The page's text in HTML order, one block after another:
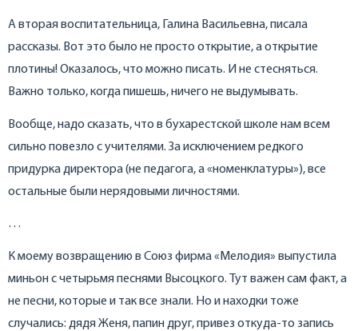
А вторая воспитательница, Галина Васильевна, писала
рассказы. Вот это было не просто открытие, а открытие
плотины! Оказалось, что можно писать. И не стесняться.
Важно только, когда пишешь, ничего не выдумывать.
Вообще, надо сказать, что в бухарестской школе нам всем
сильно повезло с учителями. За исключением редкого
придурка директора (не педагога, а «номенклатуры»), все
остальные были нерядовыми личностями.
…
К моему возвращению в Союз фирма «Мелодия» выпустила
миньон с четырьмя песнями Высоцкого. Тут важен сам факт, а
не песни, которые и так все знали. Но и находки тоже
случались: дядя Женя, папин друг, привез откуда-то запись